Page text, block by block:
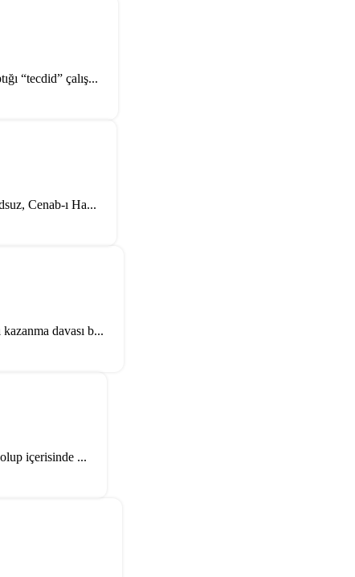
“tecdid” çalış...
Cenab-ı Ha...
davası b...
içerisinde ...